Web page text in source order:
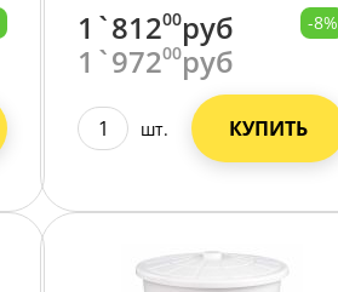
1`81200руб
1`97200руб
-8%
шт. КУПИТЬ